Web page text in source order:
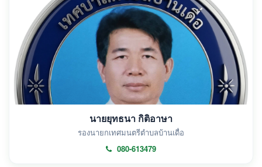
นายยุทธนา กิติอาษา
รองนายกเทศมนตรีตำบลบ้านเดื่อ
080-613479